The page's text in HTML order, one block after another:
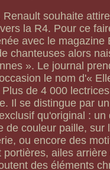
Renault souhaite
la R4. Pour ce
avec le magazine
chanteuses alors
». Le journal
le nom d'«
de 4 000
Il se distingue par
qu'original : un
de couleur paille, sur
ou encore des
portières, ailes
des éléments